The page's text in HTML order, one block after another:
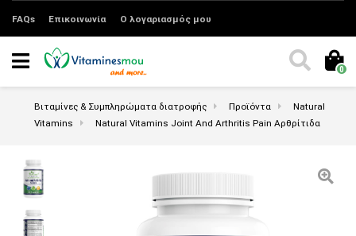
FAQs Επικοινωνία Ο λογαριασμός μου
0
Βιταμίνες & Συμπληρώματα διατροφής Προϊόντα
Natural
Vitamins
Natural Vitamins Joint And Arthritis Pain Αρθρίτιδα